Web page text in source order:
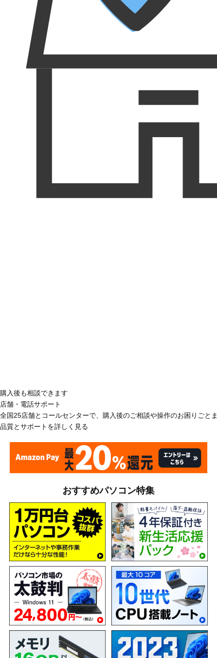
購入後も相談できます
店舗・電話サポート
全国25店舗とコールセンターで、購入後のご相談や操作のお困りごと
品質とサポートを詳しく見る
おすすめパソコン特集